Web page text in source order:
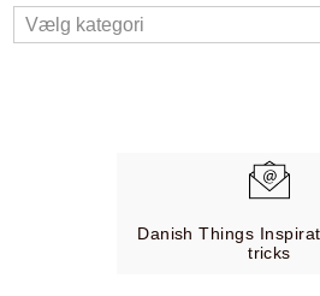
Danish Things
tricks